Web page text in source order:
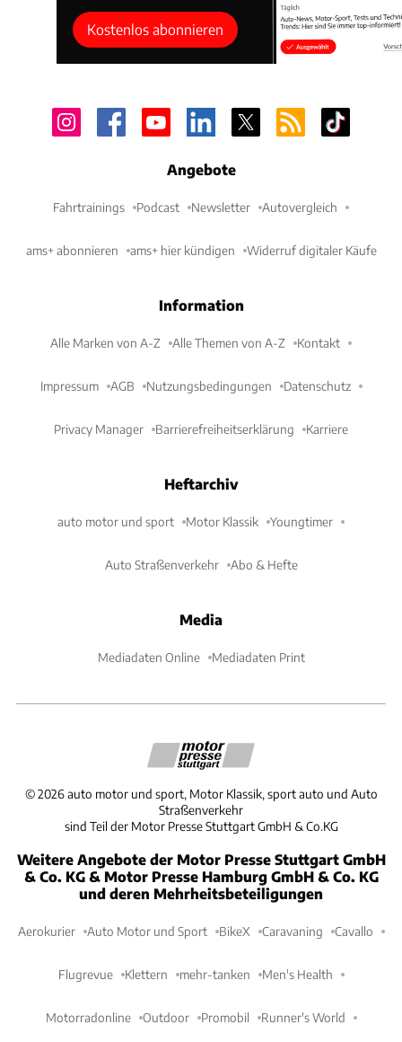
Kostenlos abonnieren
Angebote
Fahrtrainings Podcast Newsletter Autovergleich
ams+ abonnieren ams+ hier kündigen Widerruf digitaler Käufe
Information
Alle Marken von A-Z Alle Themen von A-Z Kontakt
Impressum AGB Nutzungsbedingungen Datenschutz
Privacy Manager Barrierefreiheitserklärung Karriere
Heftarchiv
auto motor und sport Motor Klassik Youngtimer
Auto Straßenverkehr Abo & Hefte
Media
Mediadaten Online Mediadaten Print
©2026 auto motor und sport, Motor Klassik, sport auto und Auto
Straßenverkehr
sind Teil der Motor Presse Stuttgart GmbH & Co.KG
Weitere Angebote der Motor Presse Stuttgart GmbH
& Co. KG & Motor Presse Hamburg GmbH & Co. KG
und deren Mehrheitsbeteiligungen
Aerokurier Auto Motor und Sport BikeX Caravaning Cavallo
Flugrevue Klettern mehr-tanken Men's Health
Motorradonline Outdoor Promobil Runner's World